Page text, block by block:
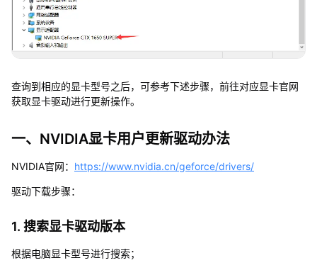
查询到相应的显卡型号之后，可参考下述步骤，前往对应显卡官网
获取显卡驱动进行更新操作。
一、NVIDIA显卡用户更新驱动办法
NVIDIA官网： https://www.nvidia.cn/geforce/drivers/
驱动下载步骤：
1. 搜索显卡驱动版本
根据电脑显卡型号进行搜索；